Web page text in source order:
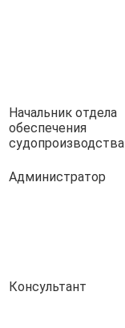
Начальник отдела
обеспечения
судопроизводства
Администратор
Консультант